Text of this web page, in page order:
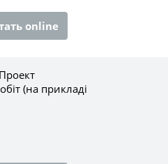
online
(на прикладі